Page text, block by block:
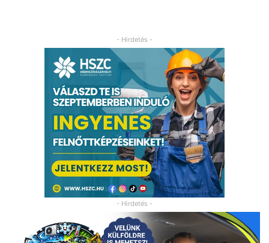
- Hirdetés -
- Hirdetés -